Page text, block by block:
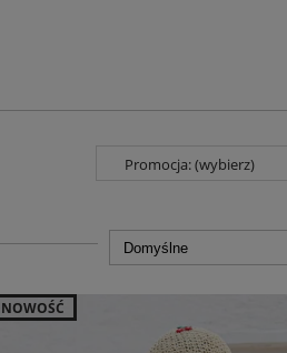
Promocja: (wybierz)
NOWOŚĆ